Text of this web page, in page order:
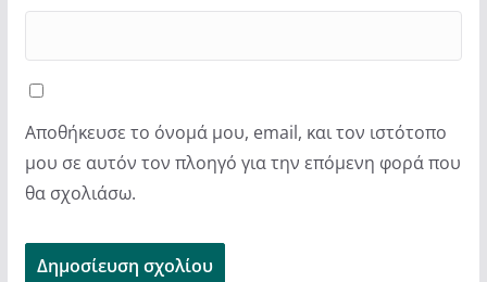
Αποθήκευσε το όνομά μου, email, και τον ιστότοπο
μου σε αυτόν τον πλοηγό για την επόμενη φορά που
θα σχολιάσω.